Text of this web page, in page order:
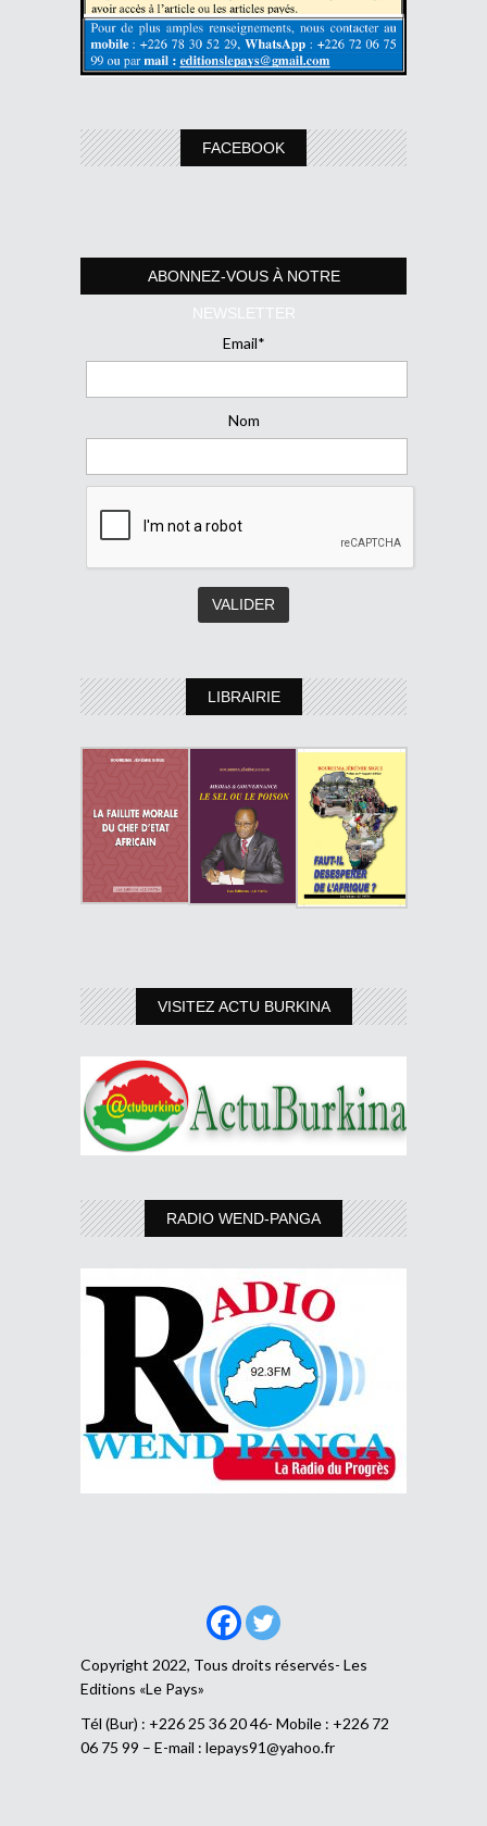
FACEBOOK
ABONNEZ-VOUS À NOTRE
NEWSLETTER
Email*
Nom
LIBRAIRIE
VISITEZ ACTU BURKINA
RADIO WEND-PANGA
Copyright 2022, Tous droits réservés- Les
Editions «Le Pays»
Tél (Bur) : +226 25 36 20 46- Mobile : +226 72
06 75 99 – E-mail : lepays91@yahoo.fr